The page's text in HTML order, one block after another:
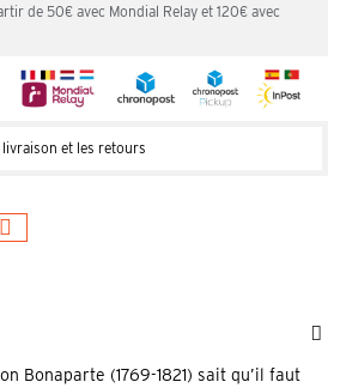
de 50€ avec Mondial Relay et 120€ avec
et les retours
Bonaparte (1769-1821) sait qu’il faut